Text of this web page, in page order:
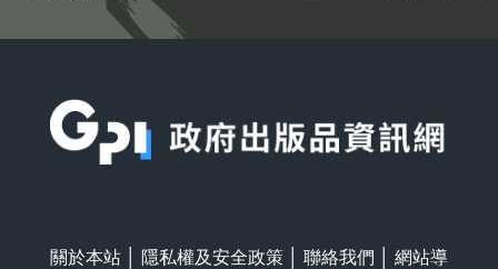
關於本站 隱私權及安全政策 聯絡我們
網站導